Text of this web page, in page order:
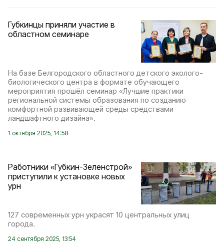
Губкинцы приняли участие в
областном семинаре
На базе Белгородского областного детского эколого-
биологического центра в формате обучающего
мероприятия прошёл семинар «Лучшие практики
региональной системы образования по созданию
комфортной развивающей среды средствами
ландшафтного дизайна».
1 октября 2025, 14:58
Работники «Губкин-Зеленстрой»
приступили к установке новых
урн
127 современных урн украсят 10 центральных улиц
города.
24 сентября 2025, 13:54